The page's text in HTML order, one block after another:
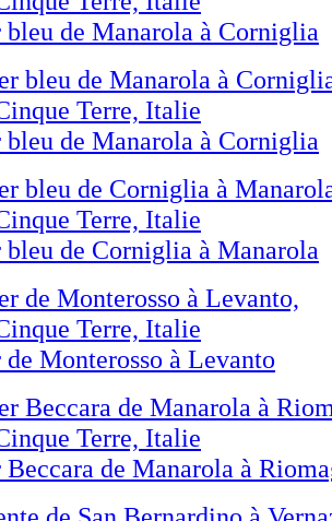
bleu de Manarola à Corniglia
bleu de Manarola à Corniglia
bleu de Corniglia à Manarola
Monterosso à Levanto
de Manarola à